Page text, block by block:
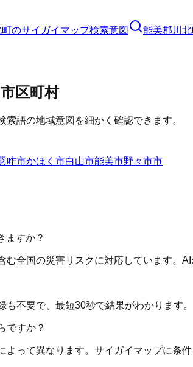
町のサイガイマップ検索意図 能美郡川
区町村
語の地域意図を細かく確認できます。
咋市かほく市白山市能美市野々市市
ますか？
全国の災害リスクに対応しています。
不要で、最短30秒で結果がわかります。
ですか？
って異なります。サイガイマップに条